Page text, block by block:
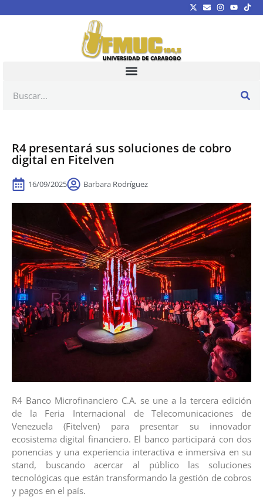
R4 presentará sus soluciones de cobro
digital en Fitelven
16/09/2025 Barbara Rodríguez
R4 Banco Microfinanciero C.A. se une a la tercera edición
de la Feria Internacional de Telecomunicaciones de
Venezuela (Fitelven) para presentar su innovador
ecosistema digital financiero. El banco participará con dos
ponencias y una experiencia interactiva e inmersiva en su
stand, buscando acercar al público las soluciones
tecnológicas que están transformando la gestión de cobros
y pagos en el país.